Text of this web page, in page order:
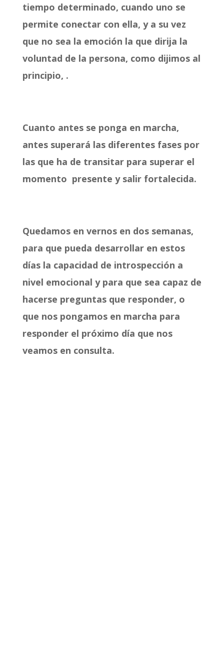
tiempo determinado, cuando uno se
permite conectar con ella, y a su vez
que no sea la emoción la que dirija la
voluntad de la persona, como dijimos al
principio, .
Cuanto antes se ponga en marcha,
antes superará las diferentes fases por
las que ha de transitar para superar el
momento presente y salir fortalecida.
Quedamos en vernos en dos semanas,
para que pueda desarrollar en estos
días la capacidad de introspección a
nivel emocional y para que sea capaz de
hacerse preguntas que responder, o
que nos pongamos en marcha para
responder el próximo día que nos
veamos en consulta.